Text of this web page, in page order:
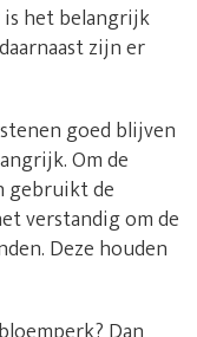
is het belangrijk
zijn er
goed blijven
Om de
gebruikt de
verstandig om de
Deze houden